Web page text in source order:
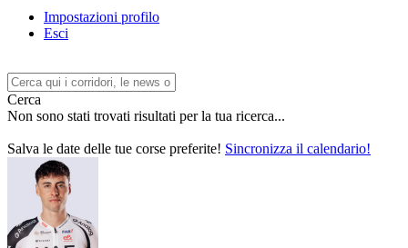
Impostazioni profilo
Esci
Cerca
Non sono stati trovati risultati per la tua ricerca...
Salva le date delle tue corse preferite! Sincronizza il calendario!